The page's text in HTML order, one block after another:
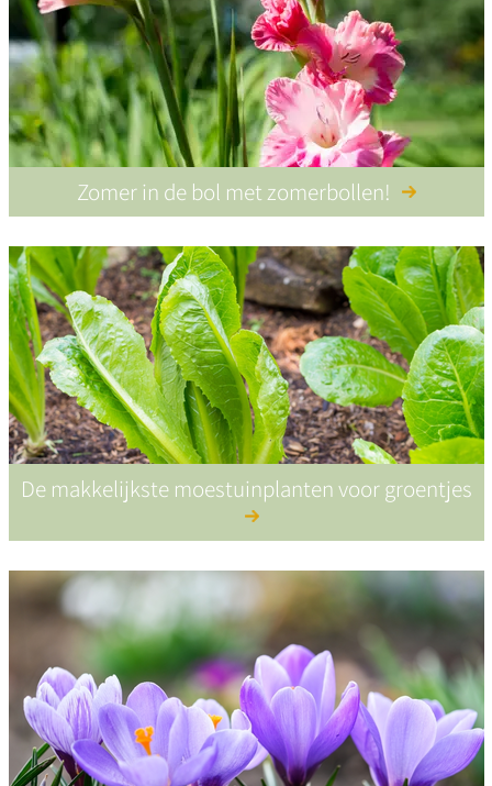
Zomer in de bol met zomerbollen!
De makkelijkste moestuinplanten voor groentjes